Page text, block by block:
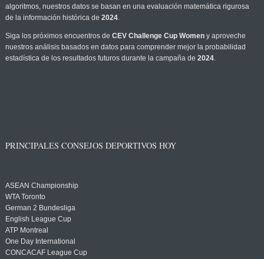
algoritmos, nuestros datos se basan en una evaluación matemática rigurosa
de la información histórica de 2024.
Siga los próximos encuentros de CEV Challenge Cup Womeny aproveche
nuestros análisis basados en datos para comprender mejor la probabilidad
estadística de los resultados futuros durante la campaña de 2024.
PRINCIPALES CONSEJOS DEPORTIVOS HOY
ASEAN Championship
WTA Toronto
German 2 Bundesliga
English League Cup
ATP Montreal
One Day International
CONCACAF League Cup